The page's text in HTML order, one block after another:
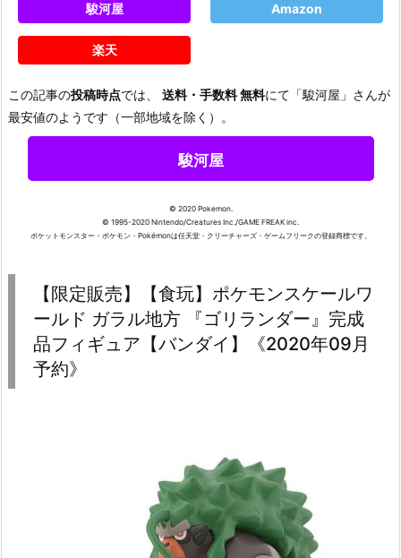
駿河屋 Amazon
楽天
この記事の投稿時点では、 送料・手数料 無料にて「駿河屋」さんが
最安値のようです（一部地域を除く）。
駿河屋
© 2020 Pokemon.
© 1995-2020 Nintendo/Creatures Inc./GAME FREAK inc.
ポケットモンスター・ポケモン・Pokémonは任天堂・クリーチャーズ・ゲームフリークの登録商標です。
【限定販売】【食玩】ポケモンスケールワ
ールド ガラル地方 『ゴリランダー』完成
品フィギュア【バンダイ】《2020年09月
予約》